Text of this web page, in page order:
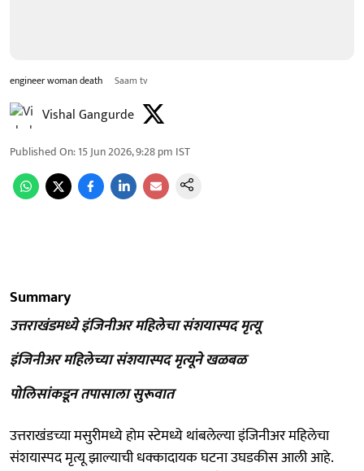
engineer woman death Saam tv
Vishal Gangurde
Published On:15 Jun 2026, 9:28 pm IST
Summary
उत्तराखंडमध्ये इंजिनीअर महिलेचा संशयास्पद मृत्यू
इंजिनीअर महिलेच्या संशयास्पद मृत्यूने खळबळ
पोलिसांकडून तपासाला सुरूवात
उत्तराखंडच्या मसुरीमध्ये होम स्टेमध्ये थांबलेल्या इंजिनीअर महिलेचा
संशयास्पद मृत्यू झाल्याची धक्कादायक घटना उघडकीस आली आहे.